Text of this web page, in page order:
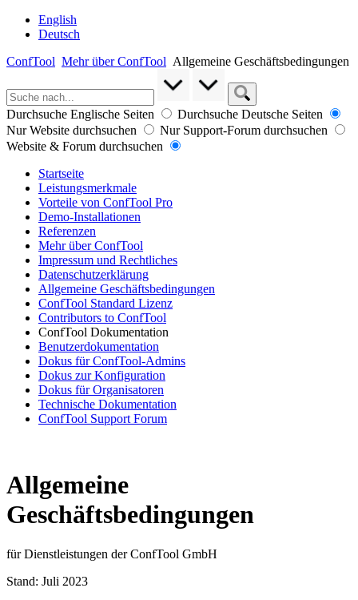
English
Deutsch
ConfTool Mehr über ConfTool Allgemeine Geschäftsbedingungen
Durchsuche Englische Seiten
Durchsuche Deutsche Seiten
Nur Website durchsuchen
Nur Support-Forum durchsuchen
Website & Forum durchsuchen
Startseite
Leistungsmerkmale
Vorteile von ConfTool Pro
Demo-Installationen
Referenzen
Mehr über ConfTool
Impressum und Rechtliches
Datenschutzerklärung
Allgemeine Geschäftsbedingungen
ConfTool Standard Lizenz
Contributors to ConfTool
ConfTool Dokumentation
Benutzerdokumentation
Dokus für ConfTool-Admins
Dokus zur Konfiguration
Dokus für Organisatoren
Technische Dokumentation
ConfTool Support Forum
Allgemeine
Geschäftsbedingungen
für Dienstleistungen der ConfTool GmbH
Stand: Juli 2023